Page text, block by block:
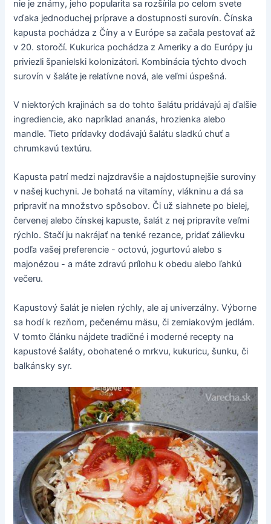
nie je známy, jeho popularita sa rozšírila po celom svete
vďaka jednoduchej príprave a dostupnosti surovín. Čínska
kapusta pochádza z Číny a v Európe sa začala pestovať až
v 20. storočí. Kukurica pochádza z Ameriky a do Európy ju
priviezli španielski kolonizátori. Kombinácia týchto dvoch
surovín v šaláte je relatívne nová, ale veľmi úspešná.
V niektorých krajinách sa do tohto šalátu pridávajú aj ďalšie
ingrediencie, ako napríklad ananás, hrozienka alebo
mandle. Tieto prídavky dodávajú šalátu sladkú chuť a
chrumkavú textúru.
Kapusta patrí medzi najzdravšie a najdostupnejšie suroviny
v našej kuchyni. Je bohatá na vitamíny, vlákninu a dá sa
pripraviť na množstvo spôsobov. Či už siahnete po bielej,
červenej alebo čínskej kapuste, šalát z nej pripravíte veľmi
rýchlo. Stačí ju nakrájať na tenké rezance, pridať zálievku
podľa vašej preferencie - octovú, jogurtovú alebo s
majonézou - a máte zdravú prílohu k obedu alebo ľahkú
večeru.
Kapustový šalát je nielen rýchly, ale aj univerzálny. Výborne
sa hodí k rezňom, pečenému mäsu, či zemiakovým jedlám.
V tomto článku nájdete tradičné i moderné recepty na
kapustové šaláty, obohatené o mrkvu, kukuricu, šunku, či
balkánsky syr.